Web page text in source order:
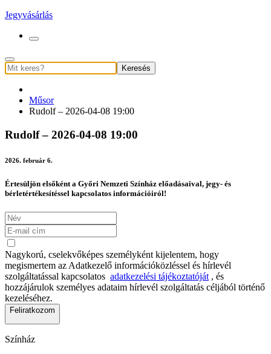
Jegyvásárlás
Keresés
Műsor
Rudolf – 2026-04-08 19:00
Rudolf – 2026-04-08 19:00
2026. február 6.
Értesüljön elsőként a Győri Nemzeti Színház előadásaival, jegy- és
bérletértékesítéssel kapcsolatos információiról!
Nagykorú, cselekvőképes személyként kijelentem, hogy
megismertem az Adatkezelő információközléssel és hírlevél
szolgáltatással kapcsolatos adatkezelési tájékoztatóját , és
hozzájárulok személyes adataim hírlevél szolgáltatás céljából történő
kezeléséhez.
Feliratkozom
Színház